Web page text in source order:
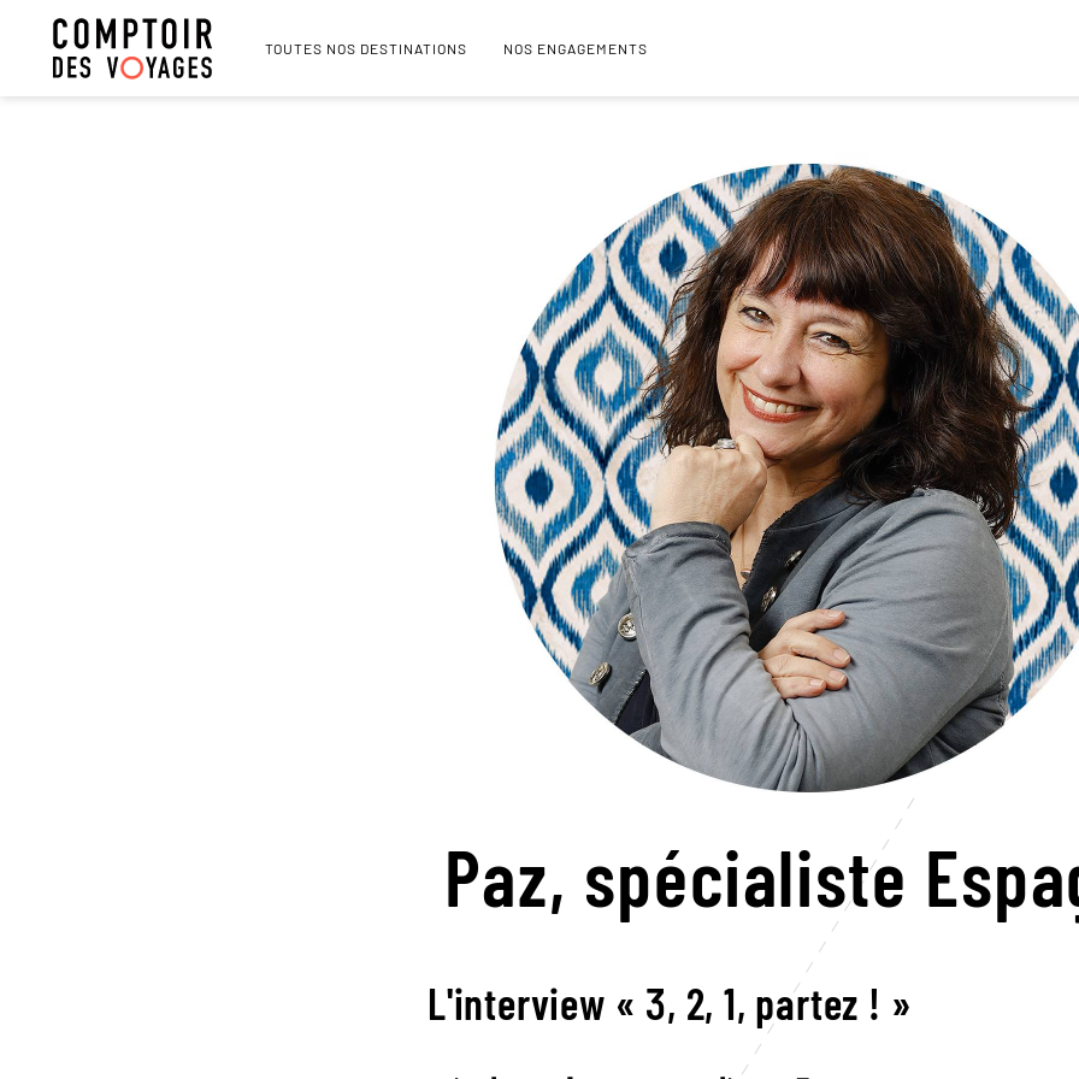
TOUTES NOS DESTINATIONS NOS ENGAGEMENTS
Paz, spécialiste
L'interview « 3, 2, 1, partez ! »